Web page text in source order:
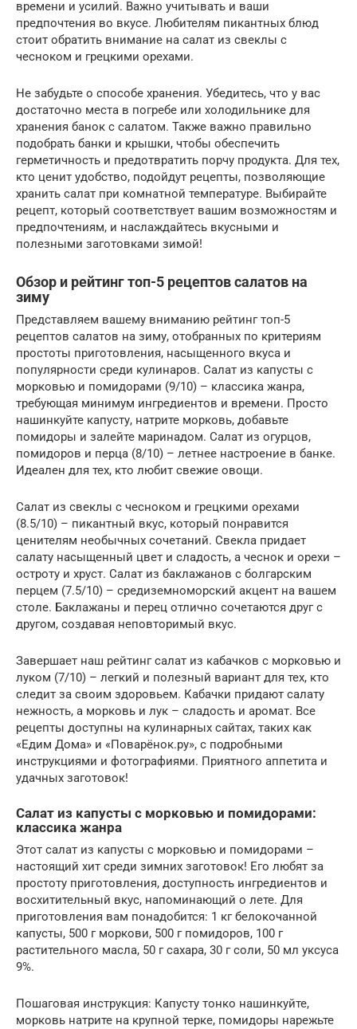
времени и усилий. Важно учитывать и ваши
предпочтения во вкусе. Любителям пикантных блюд
стоит обратить внимание на салат из свеклы с
чесноком и грецкими орехами.
Не забудьте о способе хранения. Убедитесь, что у вас
достаточно места в погребе или холодильнике для
хранения банок с салатом. Также важно правильно
подобрать банки и крышки, чтобы обеспечить
герметичность и предотвратить порчу продукта. Для тех,
кто ценит удобство, подойдут рецепты, позволяющие
хранить салат при комнатной температуре. Выбирайте
рецепт, который соответствует вашим возможностям и
предпочтениям, и наслаждайтесь вкусными и
полезными заготовками зимой!
Обзор и рейтинг топ-5 рецептов салатов на
зиму
Представляем вашему вниманию рейтинг топ-5
рецептов салатов на зиму, отобранных по критериям
простоты приготовления, насыщенного вкуса и
популярности среди кулинаров. Салат из капусты с
морковью и помидорами (9/10) – классика жанра,
требующая минимум ингредиентов и времени. Просто
нашинкуйте капусту, натрите морковь, добавьте
помидоры и залейте маринадом. Салат из огурцов,
помидоров и перца (8/10) – летнее настроение в банке.
Идеален для тех, кто любит свежие овощи.
Салат из свеклы с чесноком и грецкими орехами
(8.5/10) – пикантный вкус, который понравится
ценителям необычных сочетаний. Свекла придает
салату насыщенный цвет и сладость, а чеснок и орехи –
остроту и хруст. Салат из баклажанов с болгарским
перцем (7.5/10) – средиземноморский акцент на вашем
столе. Баклажаны и перец отлично сочетаются друг с
другом, создавая неповторимый вкус.
Завершает наш рейтинг салат из кабачков с морковью и
луком (7/10) – легкий и полезный вариант для тех, кто
следит за своим здоровьем. Кабачки придают салату
нежность, а морковь и лук – сладость и аромат. Все
рецепты доступны на кулинарных сайтах, таких как
«Едим Дома» и «Поварёнок.ру», с подробными
инструкциями и фотографиями. Приятного аппетита и
удачных заготовок!
Салат из капусты с морковью и помидорами:
классика жанра
Этот салат из капусты с морковью и помидорами –
настоящий хит среди зимних заготовок! Его любят за
простоту приготовления, доступность ингредиентов и
восхитительный вкус, напоминающий о лете. Для
приготовления вам понадобится: 1 кг белокочанной
капусты, 500 г моркови, 500 г помидоров, 100 г
растительного масла, 50 г сахара, 30 г соли, 50 мл уксуса
9%.
Пошаговая инструкция: Капусту тонко нашинкуйте,
морковь натрите на крупной терке, помидоры нарежьте